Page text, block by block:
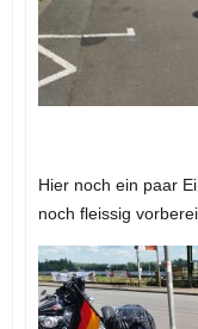
Hier noch ein paar
noch fleissig